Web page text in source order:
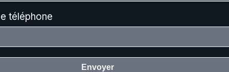
téléphone
Envoyer